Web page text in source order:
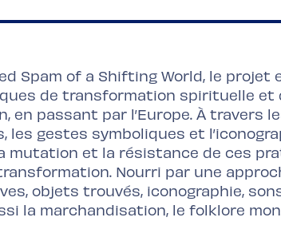
Spam of a Shifting World, le projet
de transformation spirituelle et
en passant par l’Europe. À
les gestes symboliques et
mutation et la résistance de ces
Nourri par une
objets trouvés, iconographie,
la marchandisation, le folklore